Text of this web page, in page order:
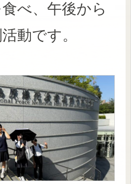
べ、午後から
動です。